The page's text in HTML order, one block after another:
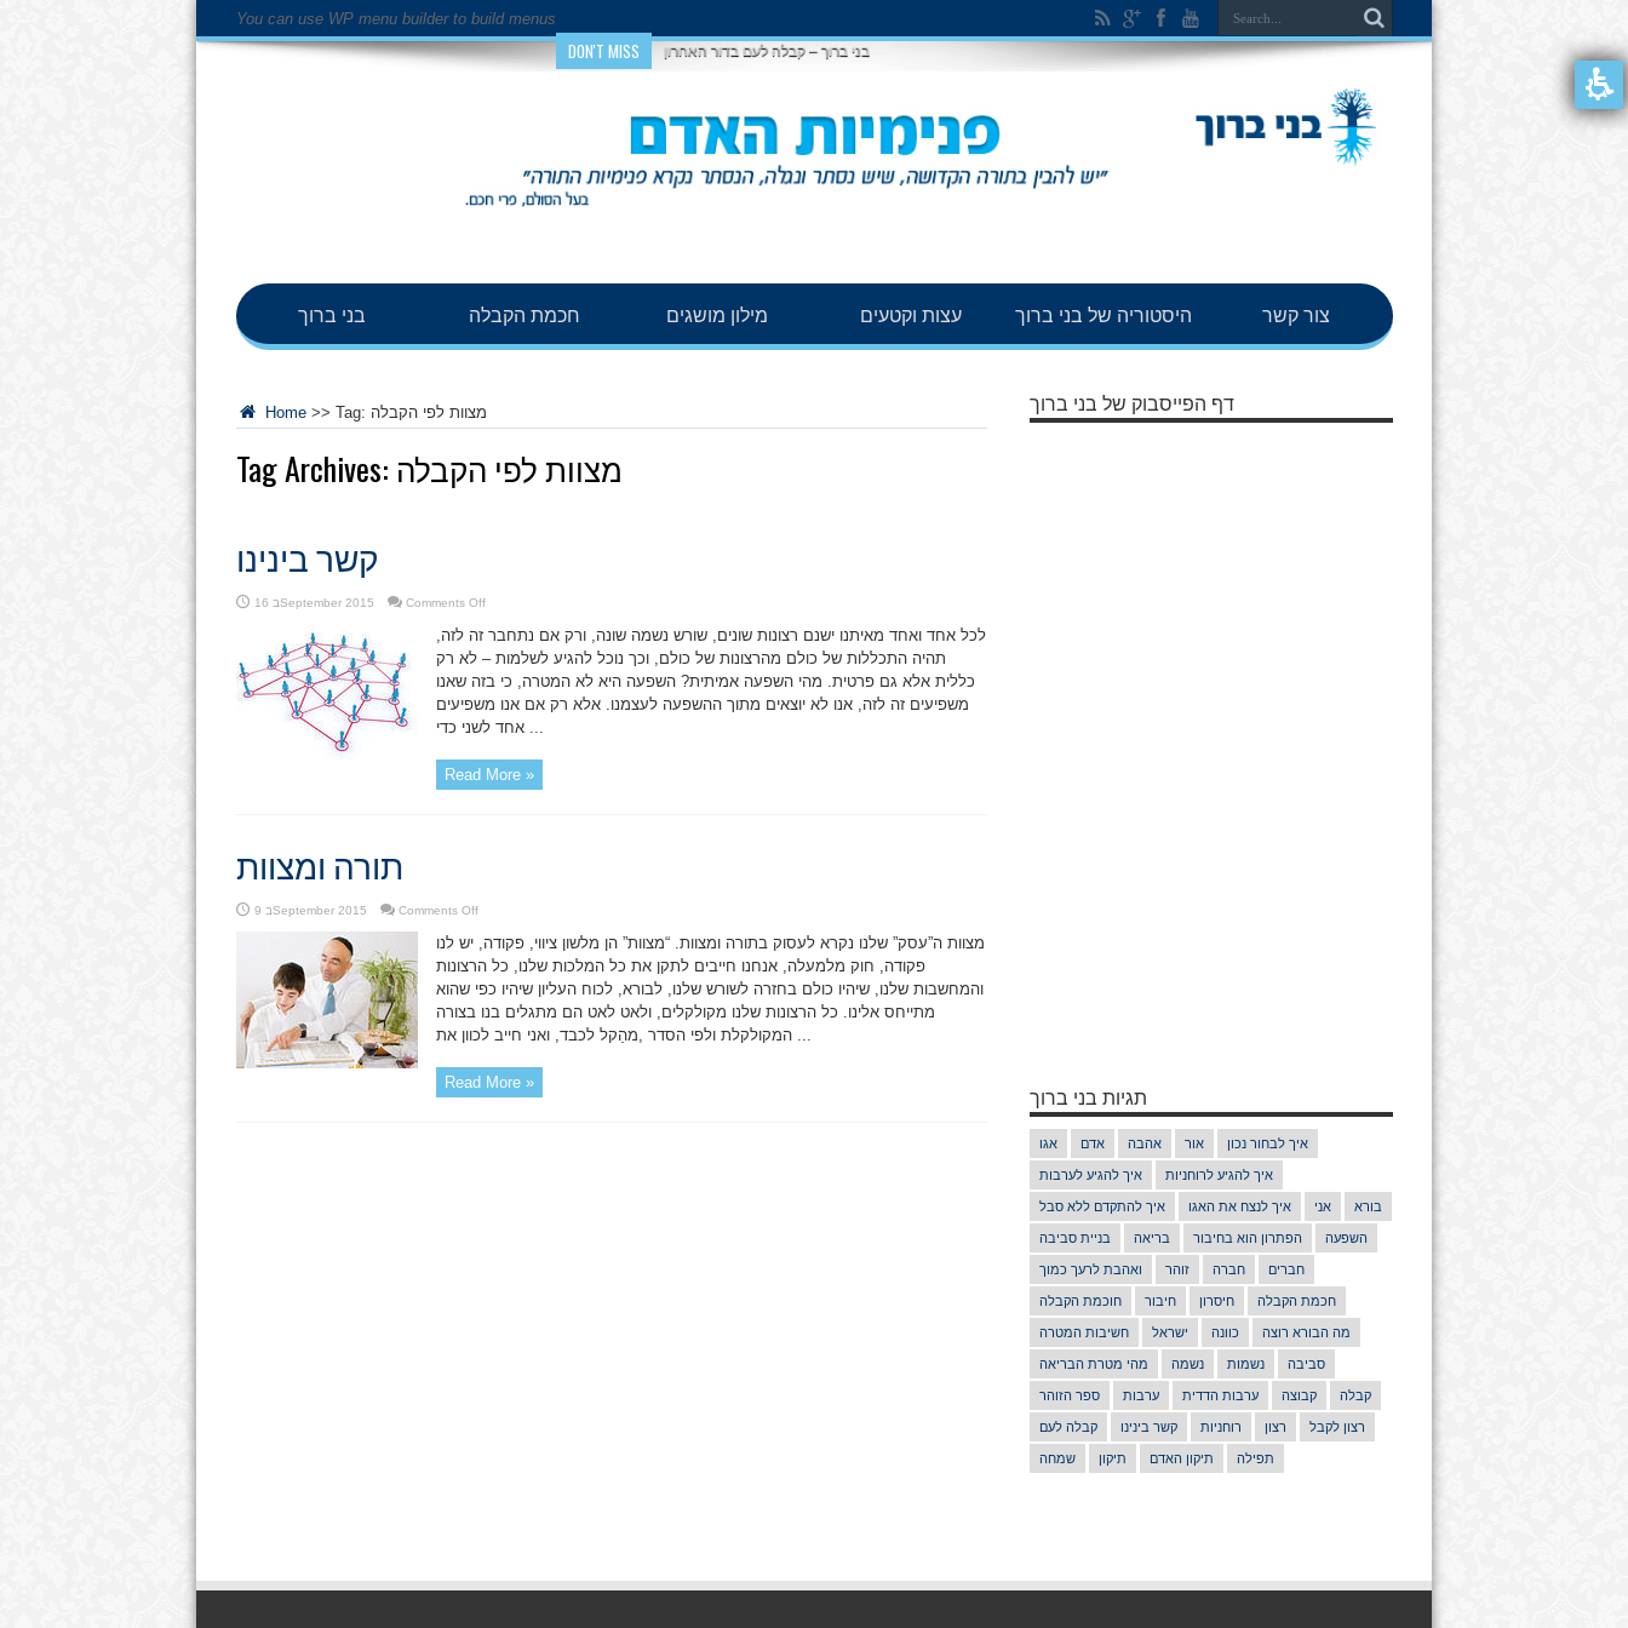
You can use WP menu builder to build menus
DON'T MISS בני ברוך – קבלה לעם בדור האחרון
בני ברוך חכמת הקבלה מילון מושגים עצות וקטעים היסטוריה של בני ברוך צור קשר
Home >> Tag: מצוות לפי הקבלה
Tag Archives: מצוות לפי הקבלה
קשר בינינו
16 בSeptember 2015 Comments Offon
בינינו
לכל אחד ואחד מאיתנו ישנם רצונות שונים, שורש נשמה שונה, ורק אם נתחבר זה לזה,
תהיה התכללות של כולם מהרצונות של כולם, וכך נוכל להגיע לשלמות – לא רק
כללית אלא גם פרטית. מהי השפעה אמיתית? השפעה היא לא המטרה, כי בזה שאנו
משפיעים זה לזה, אנו לא יוצאים מתוך ההשפעה לעצמנו. אלא רק אם אנו משפיעים
אחד לשני כדי ...
Read More »
תורה ומצוות
9 בSeptember 2015 Comments Offon
ומצוות
מצוות ה”עסק” שלנו נקרא לעסוק בתורה ומצוות. “מצוות” הן מלשון ציווי, פקודה, יש לנו
פקודה, חוק מלמעלה, אנחנו חייבים לתקן את כל המלכות שלנו, כל הרצונות
והמחשבות שלנו, שיהיו כולם בחזרה לשורש שלנו, לבורא, לכוח העליון שיהיו כפי שהוא
מתייחס אלינו. כל הרצונות שלנו מקולקלים, ולאט לאט הם מתגלים בנו בצורה
המקולקלת ולפי הסדר ,מהַקל לכבד, ואני חייב לכוון את ...
Read More »
דף הפייסבוק של בני ברוך
תגיות בני ברוך
אגו אדם אהבה אור איך לבחור נכון
איך להגיע לערבות איך להגיע לרוחניות
איך להתקדם ללא סבל איך לנצח את האגו אני בורא
בניית סביבה בריאה הפתרון הוא בחיבור השפעה
ואהבת לרעך כמוך זוהר חברה חברים
חוכמת הקבלה חיבור חיסרון חכמת הקבלה
חשיבות המטרה ישראל כוונה מה הבורא רוצה
מהי מטרת הבריאה נשמה נשמות סביבה
ספר הזוהר ערבות ערבות הדדית קבוצה קבלה
קבלה לעם קשר בינינו רוחניות רצון רצון לקבל
שמחה תיקון תיקון האדם תפילה